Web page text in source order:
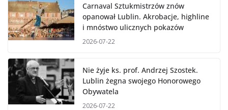
Carnaval Sztukmistrzów znów
opanował Lublin. Akrobacje, highline
i mnóstwo ulicznych pokazów
2026-07-22
Nie żyje ks. prof. Andrzej Szostek.
Lublin żegna swojego Honorowego
Obywatela
2026-07-22